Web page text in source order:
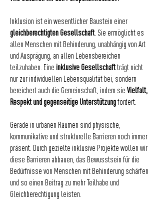
Inklusion ist ein wesentlicher Baustein einer
gleichberechtigten Gesellschaft. Sie ermöglicht es
allen Menschen mit Behinderung, unabhängig von Art
und Ausprägung, an allen Lebensbereichen
teilzuhaben. Eine inklusive Gesellschaftträgt nicht
nur zur individuellen Lebensqualität bei, sondern
bereichert auch die Gemeinschaft, indem sie Vielfalt,
Respekt und gegenseitige Unterstützungfördert.
Gerade in urbanen Räumen sind physische,
kommunikative und strukturelle Barrieren noch immer
präsent. Durch gezielte inklusive Projekte wollen wir
diese Barrieren abbauen, das Bewusstsein für die
Bedürfnisse von Menschen mit Behinderung schärfen
und so einen Beitrag zu mehr Teilhabe und
Gleichberechtigung leisten.